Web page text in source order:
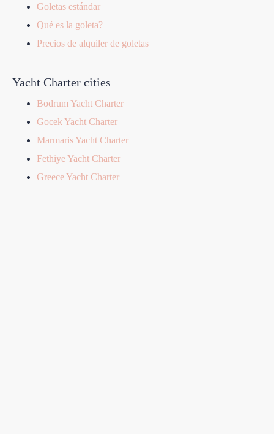
Goletas estándar
Qué es la goleta?
Precios de alquiler de goletas
Yacht Charter cities
Bodrum Yacht Charter
Gocek Yacht Charter
Marmaris Yacht Charter
Fethiye Yacht Charter
Greece Yacht Charter